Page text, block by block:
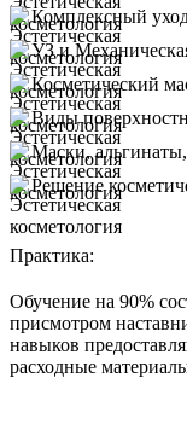
Комплексный
УЗ и
Косметический
Виды
Маски,
Решение
Практика:
Обучение на 90%
присмотром
навыков
расходные